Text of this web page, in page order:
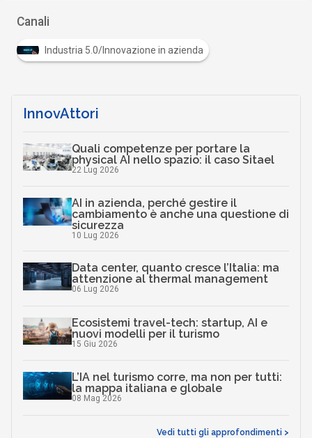
Canali
Industria 5.0/Innovazione in azienda
InnovAttori
Quali competenze per portare la
physical AI nello spazio: il caso Sitael
22 Lug 2026
AI in azienda, perché gestire il
cambiamento è anche una questione di
sicurezza
10 Lug 2026
Data center, quanto cresce l’Italia: ma
attenzione al thermal management
06 Lug 2026
Ecosistemi travel-tech: startup, AI e
nuovi modelli per il turismo
15 Giu 2026
L’IA nel turismo corre, ma non per tutti:
la mappa italiana e globale
08 Mag 2026
Vedi tutti gli approfondimenti >